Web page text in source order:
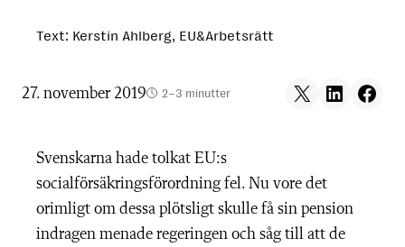
Text: Kerstin Ahlberg, EU&Arbetsrätt
27. november 2019 2–3 minutter Share on X Share on LinkedIn
Share on
Svenskarna hade tolkat EU:s
socialförsäkringsförordning fel. Nu vore det
orimligt om dessa plötsligt skulle få sin pension
indragen menade regeringen och såg till att de